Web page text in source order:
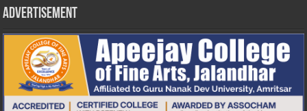
Advertisement